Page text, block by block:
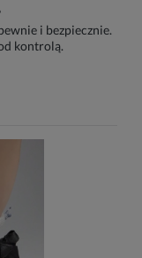
i bezpiecznie.
kontrolą.